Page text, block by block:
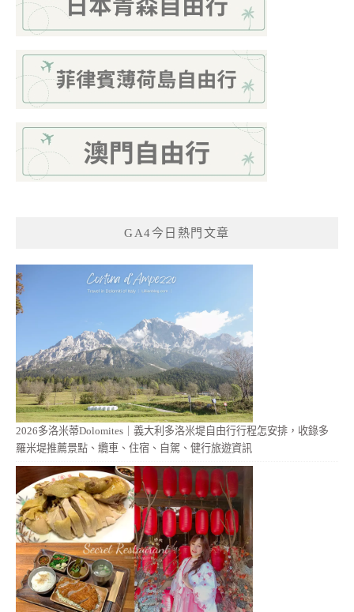
GA4今日熱門文章
2026多洛米蒂Dolomites｜義大利多洛米堤自由行行程怎安排，收錄多
羅米堤推薦景點、纜車、住宿、自駕、健行旅遊資訊